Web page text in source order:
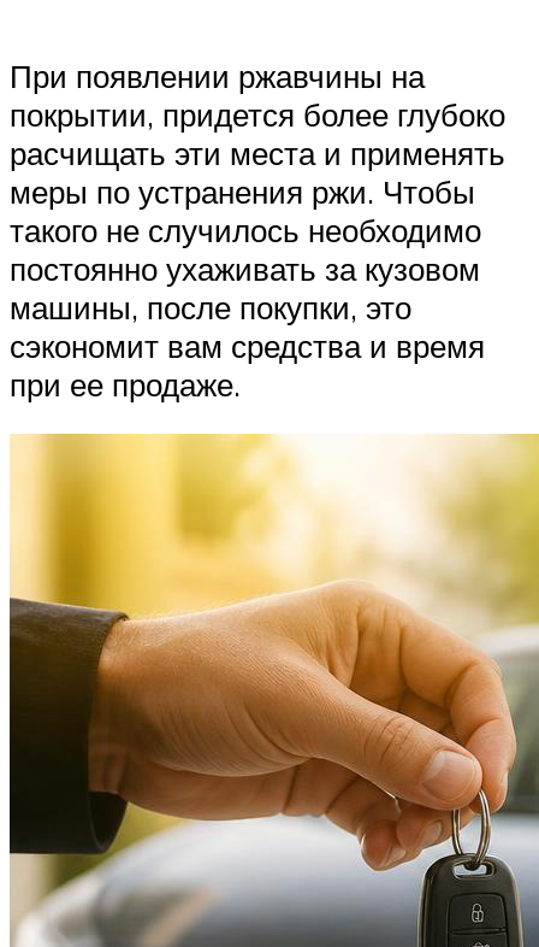
При появлении ржавчины на
покрытии, придется более глубоко
расчищать эти места и применять
меры по устранения ржи. Чтобы
такого не случилось необходимо
постоянно ухаживать за кузовом
машины, после покупки, это
сэкономит вам средства и время
при ее продаже.